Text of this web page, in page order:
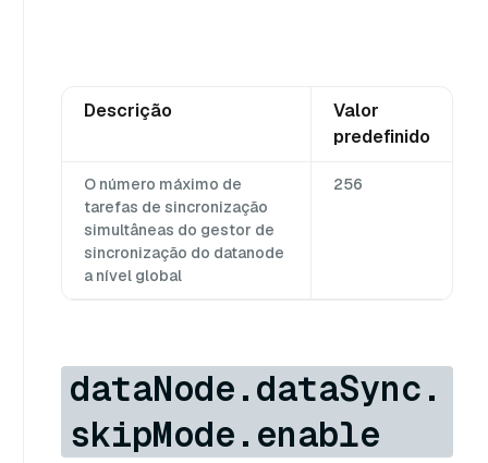
Descrição
Valor
predefinido
O número máximo de
tarefas de sincronização
simultâneas do gestor de
sincronização do datanode
a nível global
256
dataNode.dataSync.
skipMode.enable